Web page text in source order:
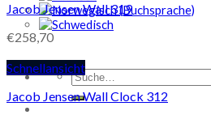
Suche
nach:
Jacob Jensen Wall 319
€258,70
Schnellansicht
Jacob Jensen Wall Clock 312